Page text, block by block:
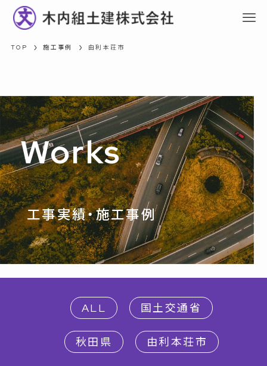
TOP 施工事例 由利本荘市
Works
工事実績・施工事例
ALL 国土交通省
秋田県 由利本荘市